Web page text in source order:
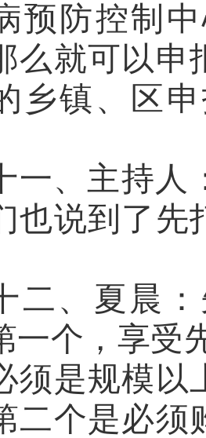
预防控制
么就可以申
乡镇、区
一、主持人
也说到了先
二、夏晨：
一个，享受
须是规模以
二个是必